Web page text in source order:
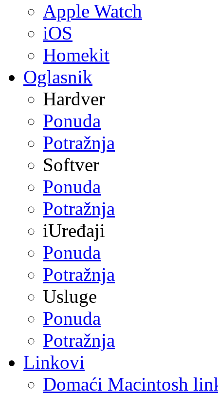
Apple Watch
iOS
Homekit
Oglasnik
Hardver
Ponuda
Potražnja
Softver
Ponuda
Potražnja
iUređaji
Ponuda
Potražnja
Usluge
Ponuda
Potražnja
Linkovi
Domaći Macintosh